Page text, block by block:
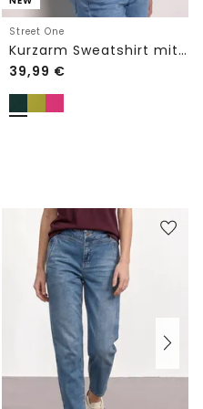
Street One
Kurzarm Sweatshirt mit Rundhals
39,99 €